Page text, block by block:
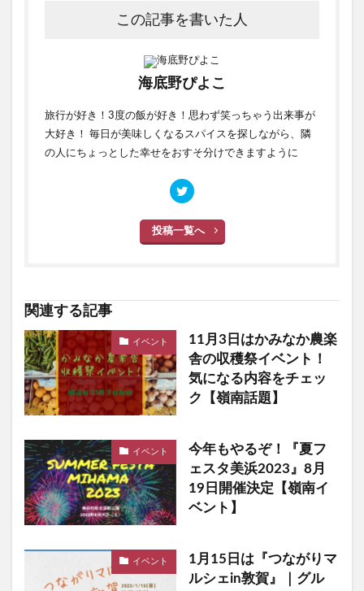
この記事を書いた人
海底野ぴよこ
旅行が好き！3度の飯が好き！思わず笑っちゃう出来事が
大好き！ 毎日が美味しくなるスパイスを探しながら、隣
の人にちょっとした幸せをおすそ分けできますように
投稿一覧へ
関連する記事
イベント
11月3日はかみなか農楽
舎の収穫祭イベント！
気になる内容をチェッ
ク【嶺南話題】
イベント
今年もやるぞ！『夏フ
ェスタ美浜2023』8月
19日開催決定【嶺南イ
ベント】
イベント
1月15日は『つながりマ
ルシェin敦賀』｜グル